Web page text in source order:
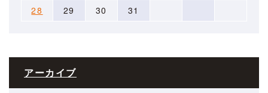
28
29 30 31
アーカイブ